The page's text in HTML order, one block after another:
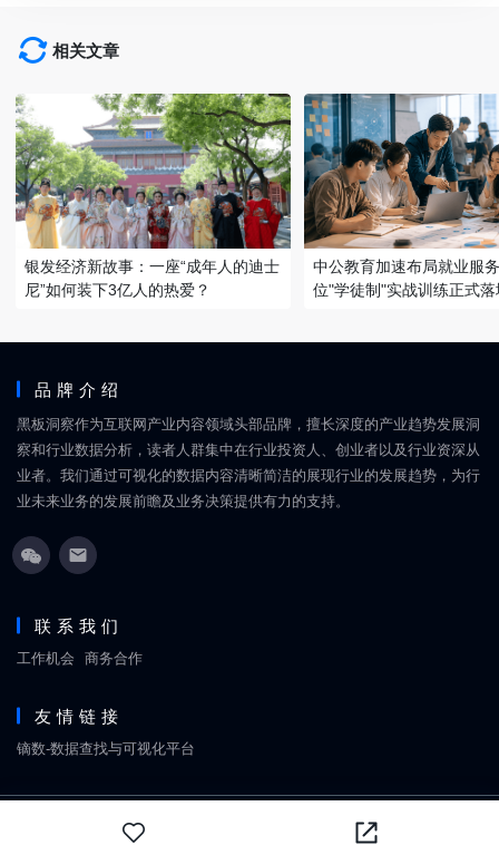
相关文章
银发经济新故事：一座“成年人的迪士
尼”如何装下3亿人的热爱？
中公教育加速布局就业服
位"学徒制"实战训练正式落
品牌介绍
黑板洞察作为互联网产业内容领域头部品牌，擅长深度的产业趋势发展洞
察和行业数据分析，读者人群集中在行业投资人、创业者以及行业资深从
业者。我们通过可视化的数据内容清晰简洁的展现行业的发展趋势，为行
业未来业务的发展前瞻及业务决策提供有力的支持。
联系我们
工作机会 商务合作
友情链接
镝数-数据查找与可视化平台
Copyright © 2018-2026黑板洞察
北京丹禧福伦文化传媒有限